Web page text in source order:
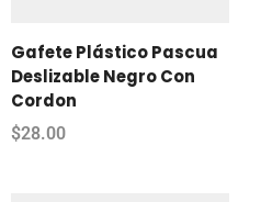
Gafete Plástico Pascua
Deslizable Negro Con
Cordon
$28.00